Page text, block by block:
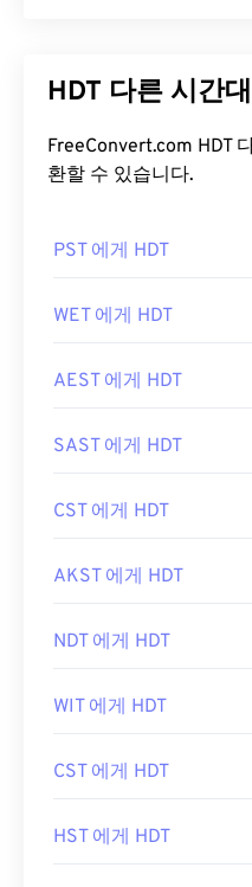
HDT 다른 시간
FreeConvert.com HDT
환할 수 있습니다.
PST 에게 HDT
WET 에게 HDT
AEST 에게 HDT
SAST 에게 HDT
CST 에게 HDT
AKST 에게 HDT
NDT 에게 HDT
WIT 에게 HDT
CST 에게 HDT
HST 에게 HDT